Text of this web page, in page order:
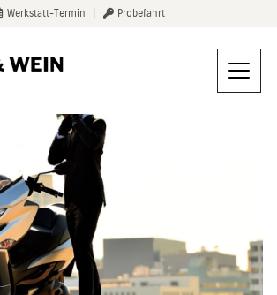
Werkstatt-Termin Probefahrt